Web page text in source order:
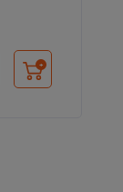
Ajouter au panier